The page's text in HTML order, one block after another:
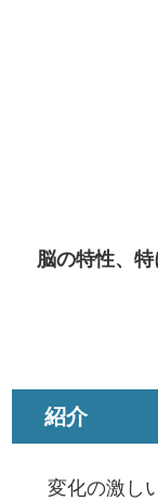
脳の特性、
紹介
変化の激し